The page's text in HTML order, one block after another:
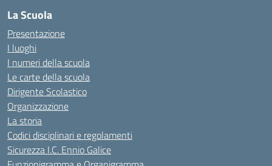
La Scuola
Presentazione
I luoghi
I numeri della scuola
Le carte della scuola
Dirigente Scolastico
Organizzazione
La storia
Codici disciplinari e regolamenti
Sicurezza I.C. Ennio Galice